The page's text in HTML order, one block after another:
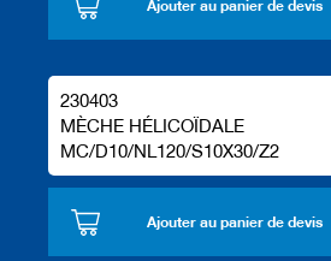
Ajouter au panier de devis
230403
MÈCHE HÉLICOÏDALE
MC/D10/NL120/S10X30/Z2
Ajouter au panier de devis